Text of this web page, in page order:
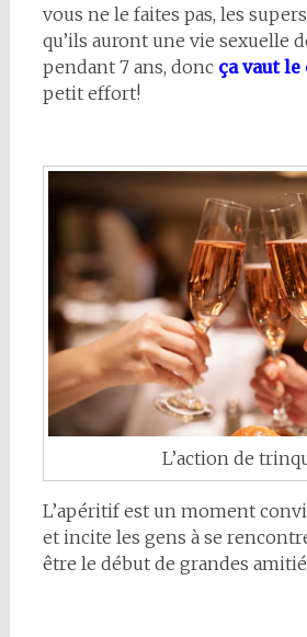
vous ne le faites pas, les
qu’ils auront une vie sexuelle
pendant 7 ans, doncça vaut le
petit effort!
L’action de
L’apéritif est un moment
et incite les gens à se
être le début de grandes